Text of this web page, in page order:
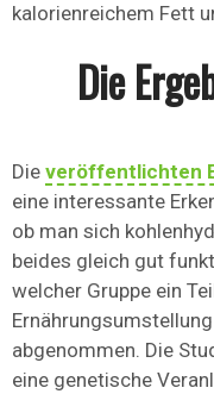
kalorienreichem Fett
Die
Die veröffentlichten
eine interessante
ob man sich
beides gleich gut
welcher Gruppe ein
abgenommen. Die
eine genetische